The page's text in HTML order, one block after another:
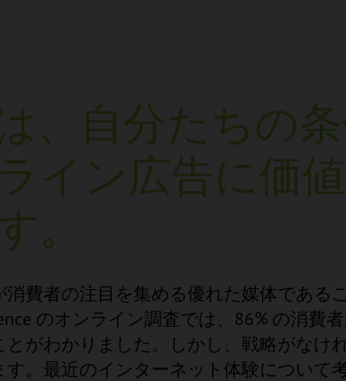
、自分たちの
イン広告に価
。
費者の注目を集める優れた媒体である
のオンライン調査では、86% の消費
とがわかりました。しかし、戦略がなけ
す。最近のインターネット体験について